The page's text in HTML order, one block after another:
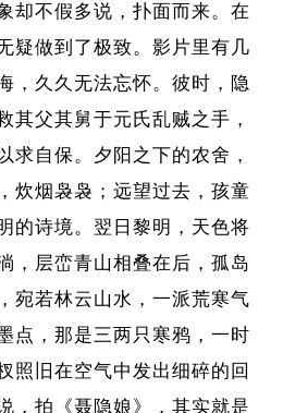
却不假多说，扑面而来。在
疑做到了极致。影片里有几
，久久无法忘怀。彼时，隐
其父其舅于元氏乱贼之手，
求自保。夕阳之下的农舍，
炊烟袅袅；远望过去，孩童
的诗境。翌日黎明，天色将
，层峦青山相叠在后，孤岛
宛若林云山水，一派荒寒气
点，那是三两只寒鸦，一时
照旧在空气中发出细碎的回
，拍《聂隐娘》，其实就是